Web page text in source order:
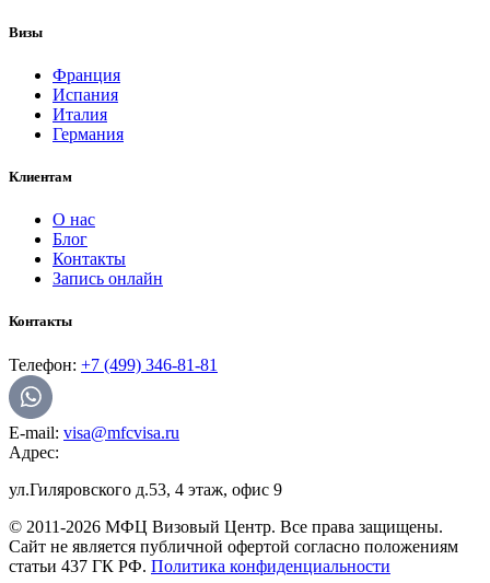
Визы
Франция
Испания
Италия
Германия
Клиентам
О нас
Блог
Контакты
Запись онлайн
Контакты
Телефон: +7 (499) 346-81-81
E-mail: visa@mfcvisa.ru
Адрес:
ул.Гиляровского д.53, 4 этаж, офис 9
© 2011-2026 МФЦ Визовый Центр. Все права защищены.
Сайт не является публичной офертой согласно положениям
статьи 437 ГК РФ. Политика конфиденциальности